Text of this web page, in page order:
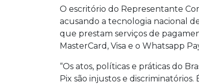
O escritório do Representante
acusando a tecnologia nacional
que prestam serviços de
MasterCard, Visa e o Whatsapp
“Os atos, políticas e práticas do
Pix são injustos e